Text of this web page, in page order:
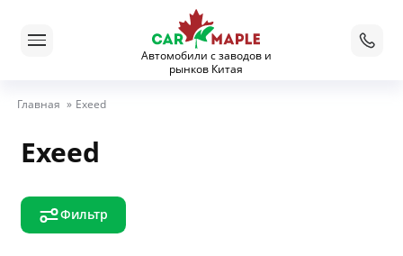
Автомобили с заводов и
рынков Китая
Главная » Exeed
Exeed
Фильтр